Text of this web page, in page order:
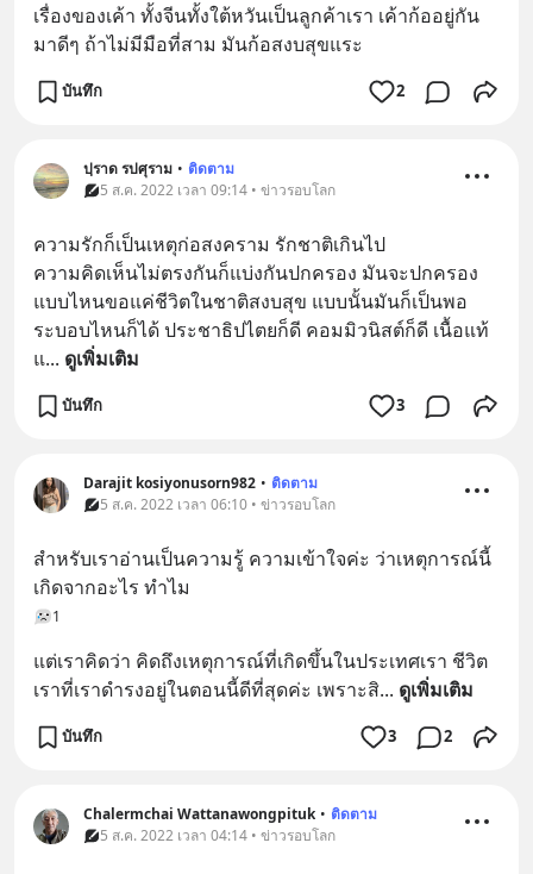
เรื่องของเค้า ทั้งจีนทั้งใต้หวันเป็นลูกค้าเรา เค้าก้ออยู่กัน
มาดีๆ ถ้าไม่มีมือที่สาม มันก้อสงบสุขแระ
บันทึก 2
ปฺราด รปศุราม • ติดตาม
5 ส.ค. 2022 เวลา 09:14 • ข่าวรอบโลก
ความรักก็เป็นเหตุก่อสงคราม รักชาติเกินไป
ความคิดเห็นไม่ตรงกันก็แบ่งกันปกครอง มันจะปกครอง
แบบไหนขอแค่ชีวิตในชาติสงบสุข แบบนั้นมันก็เป็นพอ
ระบอบไหนก็ได้ ประชาธิปไตยก็ดี คอมมิวนิสต์ก็ดี เนื้อแท้
แ... ดูเพิ่มเติม
บันทึก 3
Darajit kosiyonusorn982 • ติดตาม
5 ส.ค. 2022 เวลา 06:10 • ข่าวรอบโลก
สำหรับเราอ่านเป็นความรู้ ความเข้าใจค่ะ ว่าเหตุการณ์นี้
เกิดจากอะไร ทำไม
1
แต่เราคิดว่า คิดถึงเหตุการณ์ที่เกิดขึ้นในประเทศเรา ชีวิต
เราที่เราดำรงอยู่ในตอนนี้ดีที่สุดค่ะ เพราะสิ... ดูเพิ่มเติม
บันทึก 3 2
Chalermchai Wattanawongpituk • ติดตาม
5 ส.ค. 2022 เวลา 04:14 • ข่าวรอบโลก